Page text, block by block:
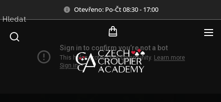
Otevřeno: Po-Čt 08:30 - 17:00
Hledat